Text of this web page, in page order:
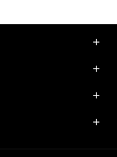



